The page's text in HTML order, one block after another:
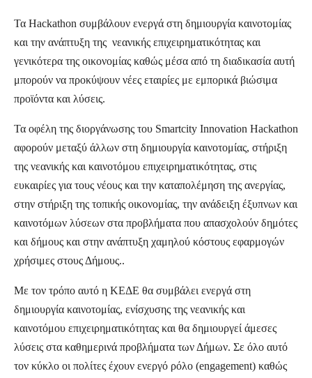
Τα Hackathon συμβάλουν ενεργά στη δημιουργία καινοτομίας
και την ανάπτυξη της νεανικής επιχειρηματικότητας και
γενικότερα της οικονομίας καθώς μέσα από τη διαδικασία αυτή
μπορούν να προκύψουν νέες εταιρίες με εμπορικά βιώσιμα
προϊόντα και λύσεις.
Τα οφέλη της διοργάνωσης του Smartcity Innovation Hackathon
αφορούν μεταξύ άλλων στη δημιουργία καινοτομίας, στήριξη
της νεανικής και καινοτόμου επιχειρηματικότητας, στις
ευκαιρίες για τους νέους και την καταπολέμηση της ανεργίας,
στην στήριξη της τοπικής οικονομίας, την ανάδειξη έξυπνων και
καινοτόμων λύσεων στα προβλήματα που απασχολούν δημότες
και δήμους και στην ανάπτυξη χαμηλού κόστους εφαρμογών
χρήσιμες στους Δήμους..
Με τον τρόπο αυτό η ΚΕΔΕ θα συμβάλει ενεργά στη
δημιουργία καινοτομίας, ενίσχυσης της νεανικής και
καινοτόμου επιχειρηματικότητας και θα δημιουργεί άμεσες
λύσεις στα καθημερινά προβλήματα των Δήμων. Σε όλο αυτό
τον κύκλο οι πολίτες έχουν ενεργό ρόλο (engagement) καθώς